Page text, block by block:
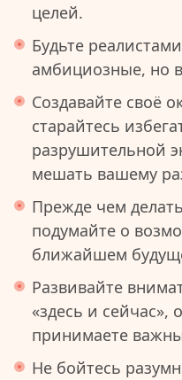
целей.
Будьте
амбициозные, но
Создавайте своё
старайтесь
разрушительной
мешать вашему
Прежде чем
подумайте о
ближайшем
Развивайте
«здесь и сейчас»,
принимаете
Не бойтесь